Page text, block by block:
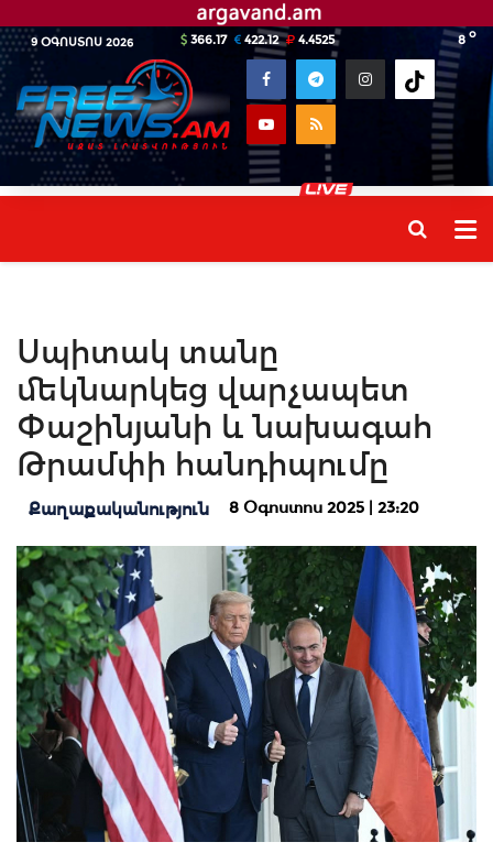
9 ՕԳՈՍՏՈՍ 2026 8 o
366.17 422.12 4.4525
Սպիտակ տանը
մեկնարկեց վարչապետ
Փաշինյանի և նախագահ
Թրամփի հանդիպումը
Քաղաքականություն 8 Օգոստոս 2025 | 23:20